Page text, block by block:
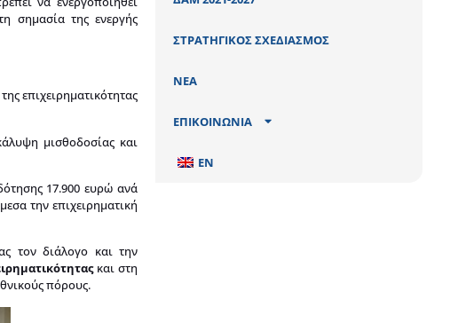
σημασία της ενεργής
επιχειρηματικότητας
μισθοδοσίας και
17.900 ευρώ ανά
την επιχειρηματική
τον διάλογο και την
και στη
πόρους.
ΣΤΡΑΤΗΓΙΚΟΣ ΣΧΕΔΙΑΣΜΟΣ
ΝΕΑ
ΕΠΙΚΟΙΝΩΝΙΑ
EN